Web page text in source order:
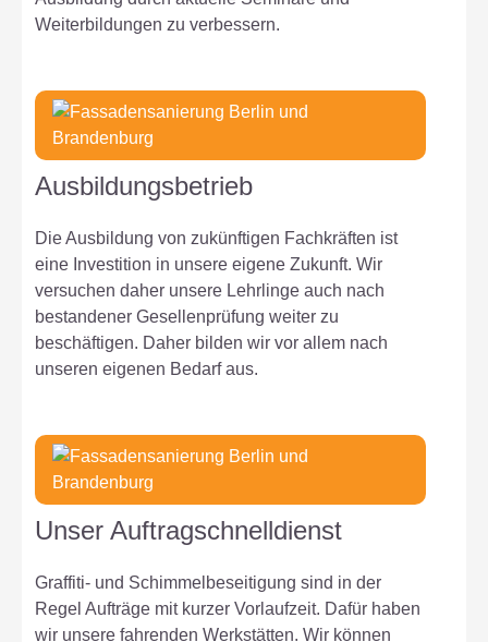
Weiterbildungen zu verbessern.
Ausbildungsbetrieb
Die Ausbildung von zukünftigen Fachkräften ist
eine Investition in unsere eigene Zukunft. Wir
versuchen daher unsere Lehrlinge auch nach
bestandener Gesellenprüfung weiter zu
beschäftigen. Daher bilden wir vor allem nach
unseren eigenen Bedarf aus.
Unser Auftragschnelldienst
Graffiti- und Schimmelbeseitigung sind in der
Regel Aufträge mit kurzer Vorlaufzeit. Dafür haben
wir unsere fahrenden Werkstätten. Wir können